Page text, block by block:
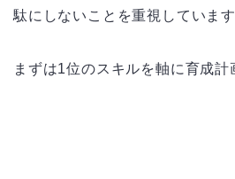
駄にしないことを重視しています
まずは1位のスキルを軸に育成計